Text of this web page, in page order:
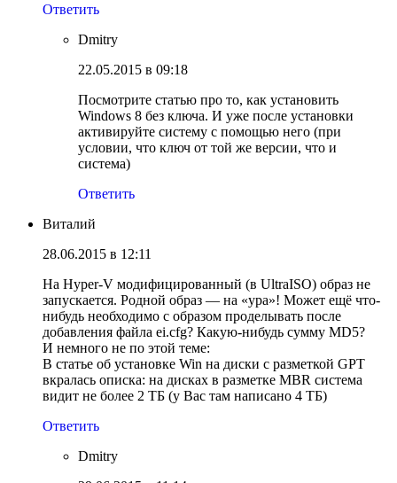
Ответить
Dmitry
22.05.2015 в 09:18
Посмотрите статью про то, как установить
Windows 8 без ключа. И уже после установки
активируйте систему с помощью него (при
условии, что ключ от той же версии, что и
система)
Ответить
Виталий
28.06.2015 в 12:11
На Hyper-V модифицированный (в UltraISO) образ не
запускается. Родной образ — на «ура»! Может ещё что-
нибудь необходимо с образом проделывать после
добавления файла ei.cfg? Какую-нибудь сумму MD5?
И немного не по этой теме:
В статье об установке Win на диски с разметкой GPT
вкралась описка: на дисках в разметке MBR система
видит не более 2 ТБ (у Вас там написано 4 ТБ)
Ответить
Dmitry